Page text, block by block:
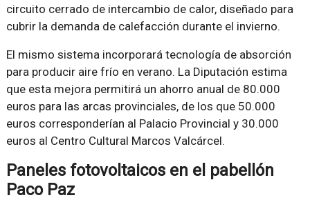
circuito cerrado de intercambio de calor, diseñado para
cubrir la demanda de calefacción durante el invierno.
El mismo sistema incorporará tecnología de absorción
para producir aire frío en verano. La Diputación estima
que esta mejora permitirá un ahorro anual de 80.000
euros para las arcas provinciales, de los que 50.000
euros corresponderían al Palacio Provincial y 30.000
euros al Centro Cultural Marcos Valcárcel.
Paneles fotovoltaicos en el pabellón
Paco Paz